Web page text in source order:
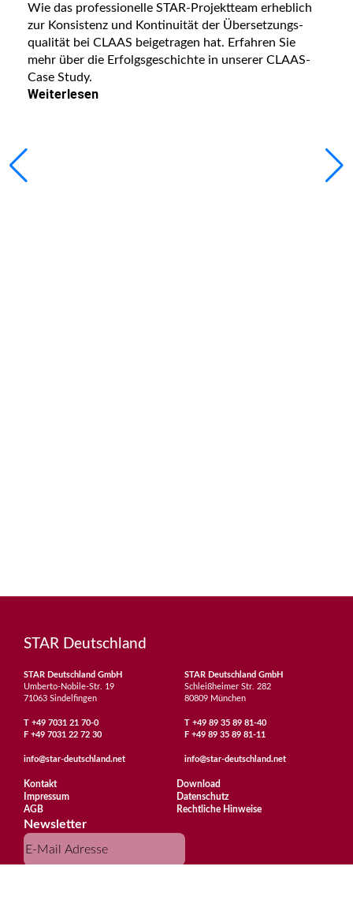
Wie das professionelle STAR-Projektteam erheblich
zur Konsistenz und Kontinuität der Übersetzungs­
qualität bei CLAAS beigetragen hat. Erfahren Sie
mehr über die Erfolgsgeschichte in unserer CLAAS-
Case Study.
Weiterlesen
STAR Deutschland
STAR Deutschland GmbH
Umberto-Nobile-Str. 19
71063 Sindelfingen
T +49 7031 21 70-0
F +49 7031 22 72 30
info@star-deutschland.net
STAR Deutschland GmbH
Schleißheimer Str. 282
80809 München
T +49 89 35 89 81-40
F +49 89 35 89 81-11
info@star-deutschland.net
Kontakt
Download
Impressum
Datenschutz
AGB
Rechtliche Hinweise
Newsletter